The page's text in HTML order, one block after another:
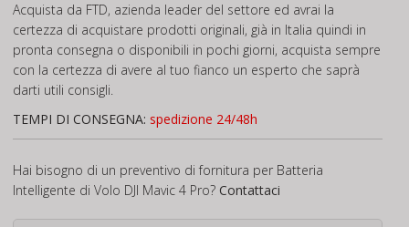
Acquista da FTD, azienda leader del settore ed avrai la
certezza di acquistare prodotti originali, già in Italia quindi in
pronta consegna o disponibili in pochi giorni, acquista sempre
con la certezza di avere al tuo fianco un esperto che saprà
darti utili consigli.
TEMPI DI CONSEGNA: spedizione 24/48h
Hai bisogno di un preventivo di fornitura per Batteria
Intelligente di Volo DJI Mavic 4 Pro? Contattaci